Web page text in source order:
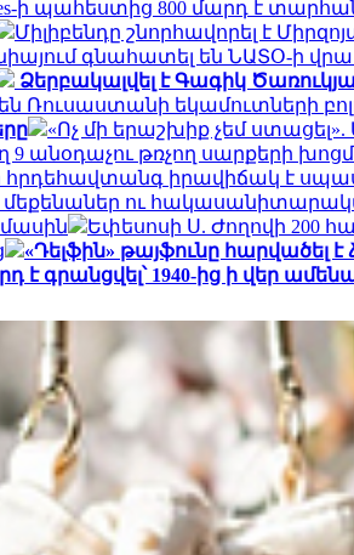
ի պահեստից 800 մարդ է
Միլիբենդը շնորհավորել է
գնահատել են ՆԱՏՕ-ի
Ձերբակալվել է Գագիկ
եկամուտների
«Ոչ մի երաշխիք չեմ
9 անօդաչու թռչող սարքերի
հրդեհավտանգ իրավիճակ է
մեքենաներ ու
Եփեսոսի Ս. Ժողովի 200
«Դելֆին» թայֆունը
է գրանցվել՝ 1940-ից ի վեր